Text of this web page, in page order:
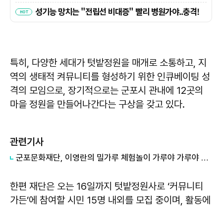
특히, 다양한 세대가 텃밭정원을 매개로 소통하고, 지
역의 생태적 켜뮤니티를 형성하기 위한 인큐베이팅 성
격의 모임으로, 장기적으로는 군포시 관내에 12곳의
마을 정원을 만들어나간다는 구상을 갖고 있다.
관련기사
군포문화재단, 이영란의 밀가루 체험놀이 가루야 가루야 기획 전시
한편 재단은 오는 16일까지 텃밭정원사로 ‘커뮤니티
가든’에 참여할 시민 15명 내외를 모집 중이며, 활동에